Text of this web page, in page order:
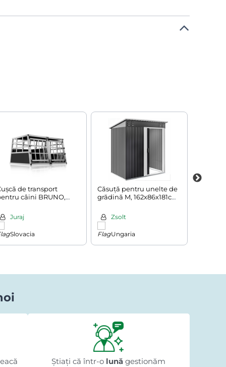
de transport
câini BRUNO,
argintiu/negru
Juraj
Slovacia
Căsuță pentru unelte de
grădină M, 162x86x181cm,
Zsolt
Ungaria
Iliuta Pologea
acum 1 zi
★★★★★
★★★★★
★★★★★
"Sunt foarte mulțumit."
Știați că într-o lună gestionăm